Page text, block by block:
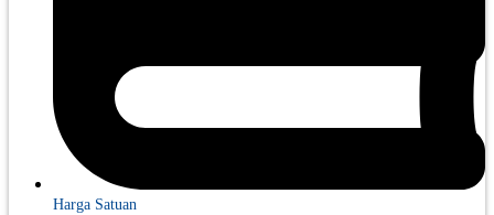
Harga Satuan